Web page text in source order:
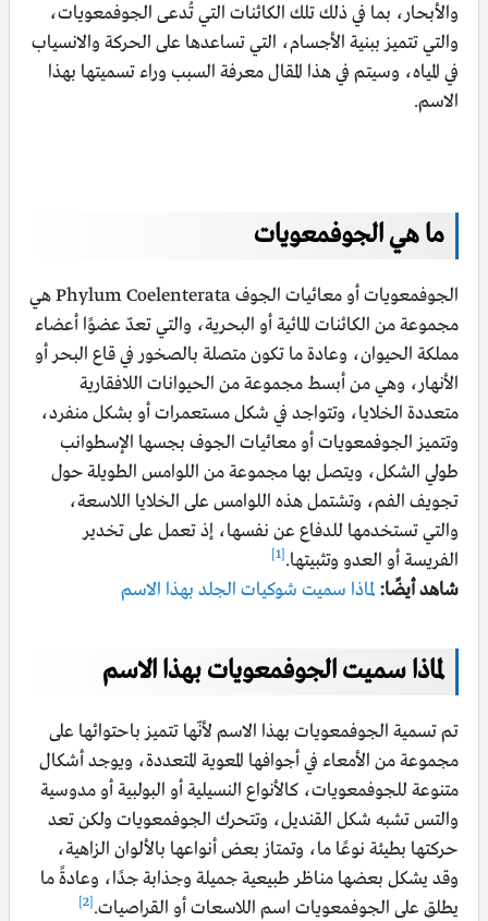
والأبحار، بما في ذلك تلك الكائنات التي تُدعى الجوفمعويات،
والتي تتميز ببنية الأجسام، التي تساعدها على الحركة والانسياب
في المياه، وسيتم في هذا المقال معرفة السبب وراء تسميتها بهذا
الاسم.
ما هي الجوفمعويات
الجوفمعويات أو معائيات الجوف Phylum Coelenterata هي
مجموعة من الكائنات المائية أو البحرية، والتي تعدّ عضوًا أعضاء
مملكة الحيوان، وعادة ما تكون متصلة بالصخور في قاع البحر أو
الأنهار، وهي من أبسط مجموعة من الحيوانات اللافقارية
متعددة الخلايا، وتتواجد في شكل مستعمرات أو بشكل منفرد،
وتتميز الجوفمعويات أو معائيات الجوف بجسها الإسطوانب
طولي الشكل، ويتصل بها مجموعة من اللوامس الطويلة حول
تجويف الفم، وتشتمل هذه اللوامس على الخلايا اللاسعة،
والتي تستخدمها للدفاع عن نفسها، إذ تعمل على تخدير
الفريسة أو العدو وتثبيتها.[1]
شاهد أيضًا:لماذا سميت شوكيات الجلد بهذا الاسم
لماذا سميت الجوفمعويات بهذا الاسم
تم تسمية الجوفمعويات بهذا الاسم لأنّها تتميز باحتوائها على
مجموعة من الأمعاء في أجوافها المعوية المتعددة، ويوجد أشكال
متنوعة للجوفمعويات، كالأنواع النسيلية أو البولبية أو مدوسية
والتس تشبه شكل القنديل، وتتحرك الجوفمعويات ولكن تعد
حركتها بطيئة نوعًا ما، وتمتاز بعض أنواعها بالألوان الزاهية،
وقد يشكل بعضها مناظر طبيعية جميلة وجذابة جدًا، وعادةً ما
يطلق على الجوفمعويات اسم اللاسعات أو القراصيات.[2]